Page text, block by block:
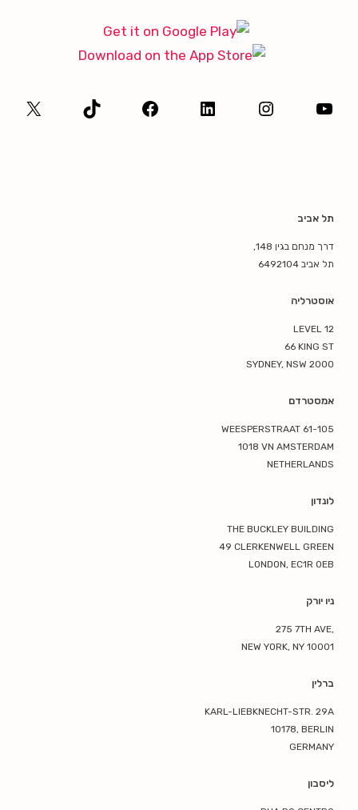
תל אביב
דרך מנחם בגין 148,
תל אביב 6492104
אוסטרליה
LEVEL 12
66 KING ST
SYDNEY, NSW 2000
אמסטרדם
WEESPERSTRAAT 61-105
1018 VN AMSTERDAM
NETHERLANDS
לונדון
THE BUCKLEY BUILDING
49 CLERKENWELL GREEN
LONDON, EC1R 0EB
ניו יורק
275 7TH AVE,
NEW YORK, NY 10001
ברלין
KARL-LIEBKNECHT-STR. 29A
10178, BERLIN
GERMANY
ליסבון